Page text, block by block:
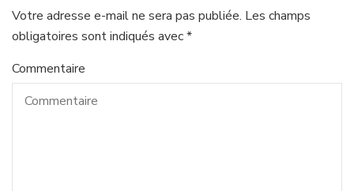
Votre adresse e-mail ne sera pas publiée. Les champs
obligatoires sont indiqués avec*
Commentaire